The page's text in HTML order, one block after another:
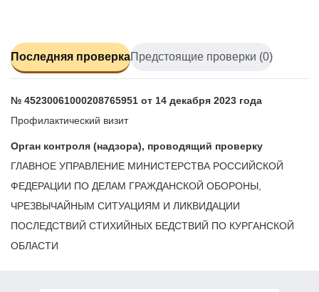
Последняя проверкаПредстоящие проверки (0)
№ 45230061000208765951 от 14 декабря 2023 года
Профилактический визит
Орган контроля (надзора), проводящий проверку
ГЛАВНОЕ УПРАВЛЕНИЕ МИНИСТЕРСТВА РОССИЙСКОЙ
ФЕДЕРАЦИИ ПО ДЕЛАМ ГРАЖДАНСКОЙ ОБОРОНЫ,
ЧРЕЗВЫЧАЙНЫМ СИТУАЦИЯМ И ЛИКВИДАЦИИ
ПОСЛЕДСТВИЙ СТИХИЙНЫХ БЕДСТВИЙ ПО КУРГАНСКОЙ
ОБЛАСТИ